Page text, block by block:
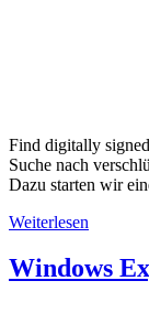
Find digitally
Suche nach
Dazu starten wir
Weiterlesen
Windows